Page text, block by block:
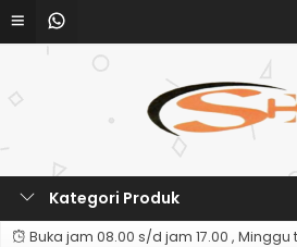
Kategori Produk
Buka jam 08.00 s/d jam 17.00 , Minggu